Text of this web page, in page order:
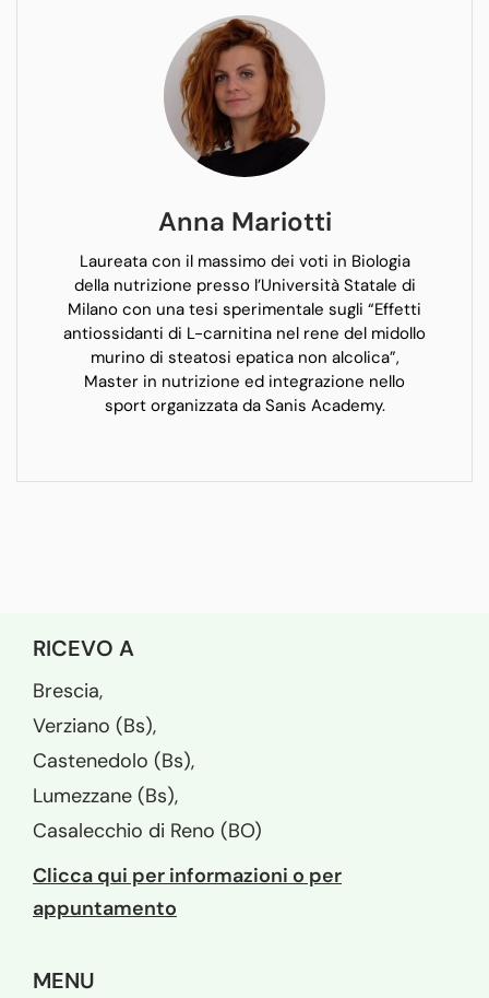
Anna Mariotti
Laureata con il massimo dei voti in Biologia
della nutrizione presso l’Università Statale di
Milano con una tesi sperimentale sugli “Effetti
antiossidanti di L-carnitina nel rene del midollo
murino di steatosi epatica non alcolica”,
Master in nutrizione ed integrazione nello
sport organizzata da Sanis Academy.
RICEVO A
Brescia,
Verziano (Bs),
Castenedolo (Bs),
Lumezzane (Bs),
Casalecchio di Reno (BO)
Clicca qui per informazioni o per
appuntamento
MENU